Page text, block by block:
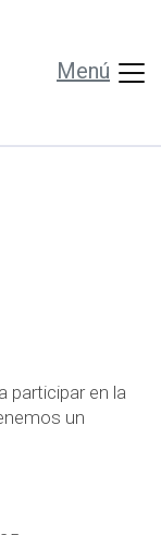
Menú
participar en la
un